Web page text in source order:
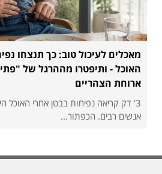
מאכלים לעיכול טוב: כך תנצחו
האוכל - ותיפטרו מההרגל של
ארוחת הצהריים
3' דק קריאה נפיחות בבטן אחרי האוכל
אנשים רבים. הכפתור...